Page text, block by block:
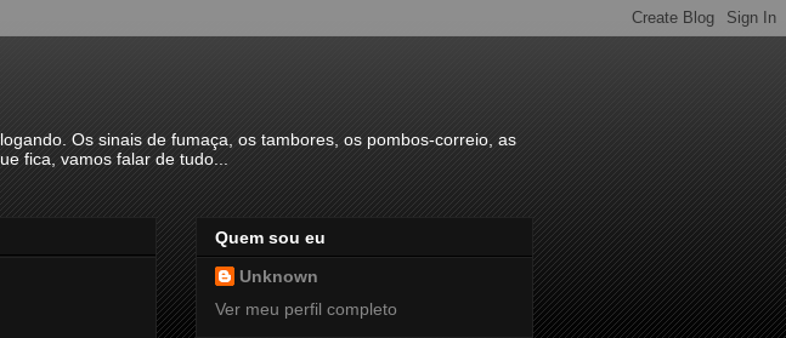
Os sinais de fumaça, os tambores, os pombos-correio, as
fica, vamos falar de tudo...
Quem sou eu
Unknown
Ver meu perfil completo